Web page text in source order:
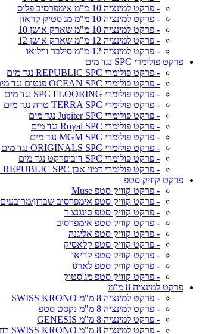
- פרקט למינציה 10 מ"מ אימפרסיב פלוס
- פרקט למינציה 10 מ"מ מג'סטיק קראון
- פרקט למינציה 10 מ"מ שארק אושן 10
- פרקט למינציה 12 מ"מ שארק אושן 12
- פרקט למינציה 12 מ"מ סילבר ווילואו
פרקט פולימרי SPC נגד מים
- פרקט פולימרי REPUBLIC SPC נגד מים
- פרקט פולימרי OCEAN SPC פנטום נגד מים
- פרקט פולימרי SPC FLOORING נגד מים
- פרקט פולימרי TERRA SPC טרה נגד מים
- פרקט פולימרי Jupiter SPC נגד מים
- פרקט פולימרי Royal SPC נגד מים
- פרקט פולימרי MGM SPC נגד מים
- פרקט פולימרי ORIGINALS SPC נגד מים
- פרקט פולימרי SPC דוביפרקט נגד מים
- פרקט פולימרי דמוי אבן REPUBLIC SPC נגד מים
פרקט קוויק סטפ
- פרקט קוויק סטפ Muse
- פרקט קוויק סטפ אימפרסיב שברון/מרובעים
- פרקט קוויק סטפ סינגנצ'ר
- פרקט קוויק סטפ אימפרסיב
- פרקט קוויק סטפ אליגנה
- פרקט קוויק סטפ קלאסיק
- פרקט קוויק סטפ קריאו
- פרקט קוויק סטפ לארגו
- פרקט קוויק סטפ מג'סטיק
פרקט למינציה 8 מ"מ
- פרקט למינציה 8 מ"מ SWISS KRONO
- פרקט למינציה 8 מ"מ נקסט סטפ
- פרקט למינציה 8 מ"מ GENESIS
- פרקט למינציה 8 מ"מ SWISS KRONO רחב